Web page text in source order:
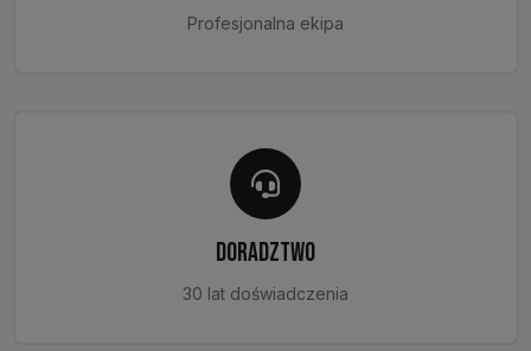
Profesjonalna ekipa
DORADZTWO
30 lat doświadczenia